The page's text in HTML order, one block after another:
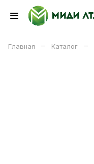
Главная – Каталог –